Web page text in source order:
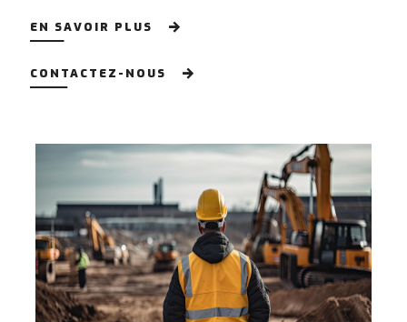
EN SAVOIR PLUS
CONTACTEZ-NOUS